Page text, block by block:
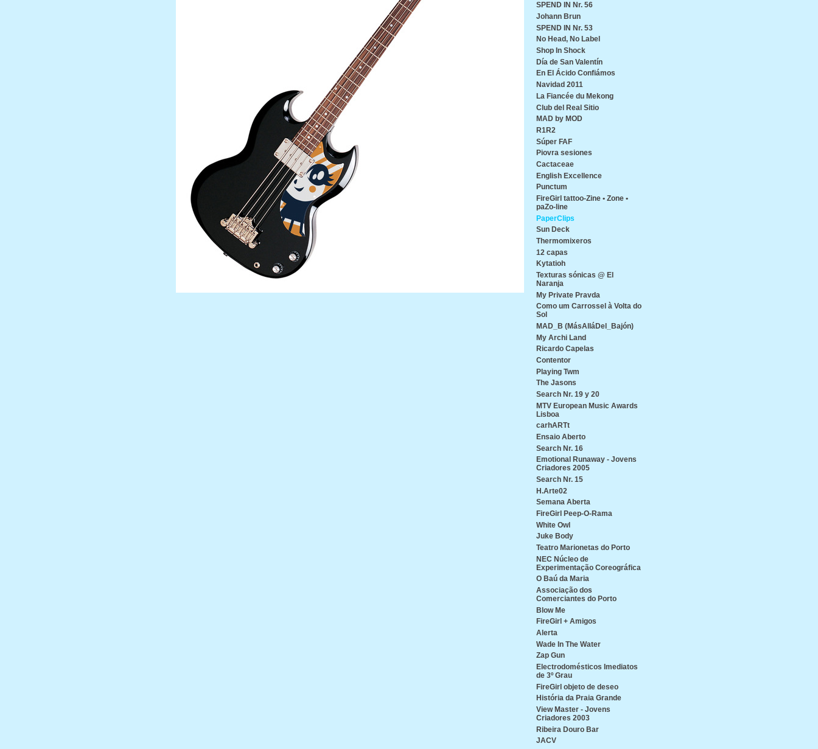
SPEND IN Nr. 56
Johann Brun
SPEND IN Nr. 53
No Head, No Label
Shop In Shock
Día de San Valentín
En El Ácido Confiámos
Navidad 2011
La Fiancée du Mekong
Club del Real Sitio
MAD by MOD
R1R2
Súper FAF
Piovra sesiones
Cactaceae
English Excellence
Punctum
FireGirl tattoo-Zine • Zone •
paZo-line
PaperClips
Sun Deck
Thermomixeros
12 capas
Kytatioh
Texturas sónicas @ El
Naranja
My Private Pravda
Como um Carrossel à Volta do
Sol
MAD_B (MásAlláDel_Bajón)
My Archi Land
Ricardo Capelas
Contentor
Playing Twm
The Jasons
Search Nr. 19 y 20
MTV European Music Awards
Lisboa
carhARTt
Ensaio Aberto
Search Nr. 16
Emotional Runaway - Jovens
Criadores 2005
Search Nr. 15
H.Arte02
Semana Aberta
FireGirl Peep-O-Rama
White Owl
Juke Body
Teatro Marionetas do Porto
NEC Núcleo de
Experimentação Coreográfica
O Baú da Maria
Associação dos
Comerciantes do Porto
Blow Me
FireGirl + Amigos
Alerta
Wade In The Water
Zap Gun
Electrodomésticos Imediatos
de 3º Grau
FireGirl objeto de deseo
História da Praia Grande
View Master - Jovens
Criadores 2003
Ribeira Douro Bar
JACV